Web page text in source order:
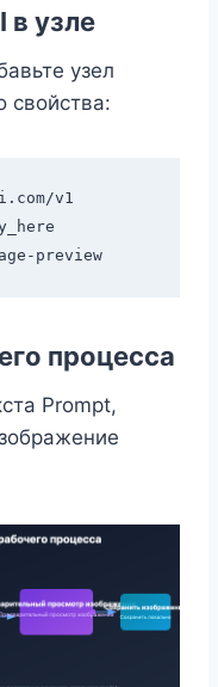
в узле
узел
свойства:
v1
model: gemini-3.1-flash-image-preview
процесса
Prompt,